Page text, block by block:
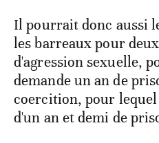
Il pourrait donc aussi
les barreaux pour
d'agression sexuelle,
demande un an de
coercition, pour
d'un an et demi de